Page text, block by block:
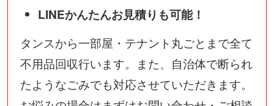
LINEかんたんお見積りも可能！
タンスから一部屋・テナント丸ごとまで全て
不用品回収行います。また、自治体で断られ
たようなごみでも対応させていただきます。